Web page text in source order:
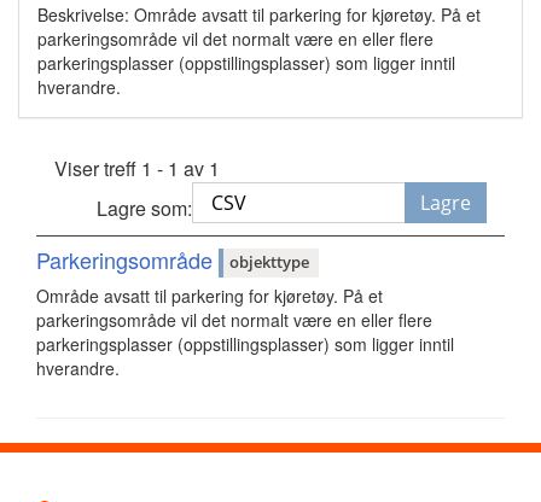
Beskrivelse: Område avsatt til parkering for kjøretøy. På et
parkeringsområde vil det normalt være en eller flere
parkeringsplasser (oppstillingsplasser) som ligger inntil
hverandre.
Viser treff 1 - 1 av 1
Lagre som:
Lagre
Parkeringsområde objekttype
Område avsatt til parkering for kjøretøy. På et
parkeringsområde vil det normalt være en eller flere
parkeringsplasser (oppstillingsplasser) som ligger inntil
hverandre.